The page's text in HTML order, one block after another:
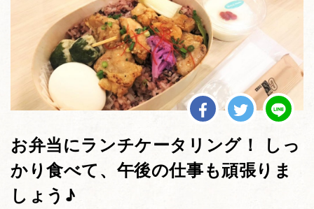
お弁当にランチケータリング！ しっ
かり食べて、午後の仕事も頑張りま
しょう♪